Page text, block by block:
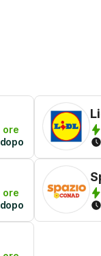
ore
ore